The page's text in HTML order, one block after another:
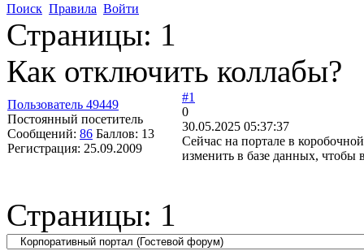
Поиск Правила Войти
Страницы: 1
Как отключить коллабы?
Пользователь 49449
Постоянный посетитель
Сообщений: 86 Баллов: 13
Регистрация: 25.09.2009
#1
0
30.05.2025 05:37:37
Сейчас на портале в
изменить в базе данных,
Страницы: 1